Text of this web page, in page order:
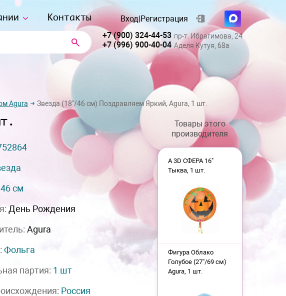
Контакты Вход|Регистрация
+7 (900) 324-44-53 пр-т. Ибрагимова, 24
+7 (996) 900-40-04 Аделя Кутуя, 68а
Agura Звезда (18''/46 см) Поздравляем Яркий, Agura, 1 шт.
46 см
День Рождения
Agura
Фольга
партия: 1 шт
Россия
Товары этого
производителя
А 3D СФЕРА 16"
Тыква, 1 шт.
Фигура Облако
Голубое (27''/69 см)
Agura, 1 шт.